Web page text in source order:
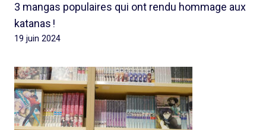
3 mangas populaires qui ont rendu hommage aux
katanas !
19 juin 2024